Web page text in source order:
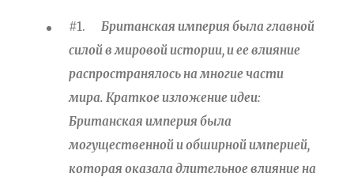
#1. Британская империя была главной
силой в мировой истории, и ее влияние
распространялось на многие части
мира. Краткое изложение идеи:
Британская империя была
могущественной и обширной империей,
которая оказала длительное влияние на